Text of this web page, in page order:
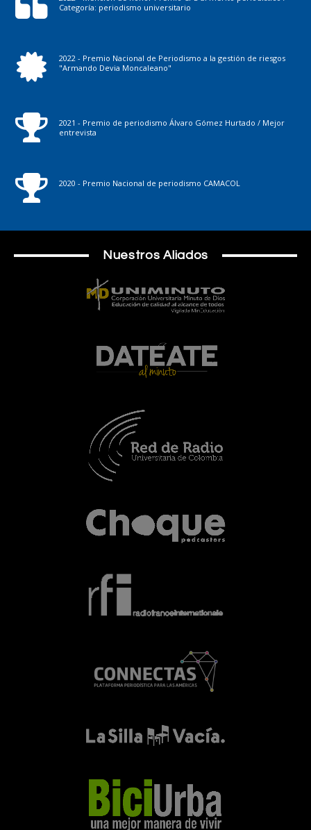
Categoría: periodismo universitario
2022 - Premio Nacional de Periodismo a la gestión de riesgos
"Armando Devia Moncaleano"
2021 - Premio de periodismo Álvaro Gómez Hurtado / Mejor
entrevista
2020 - Premio Nacional de periodismo CAMACOL
Nuestros Aliados